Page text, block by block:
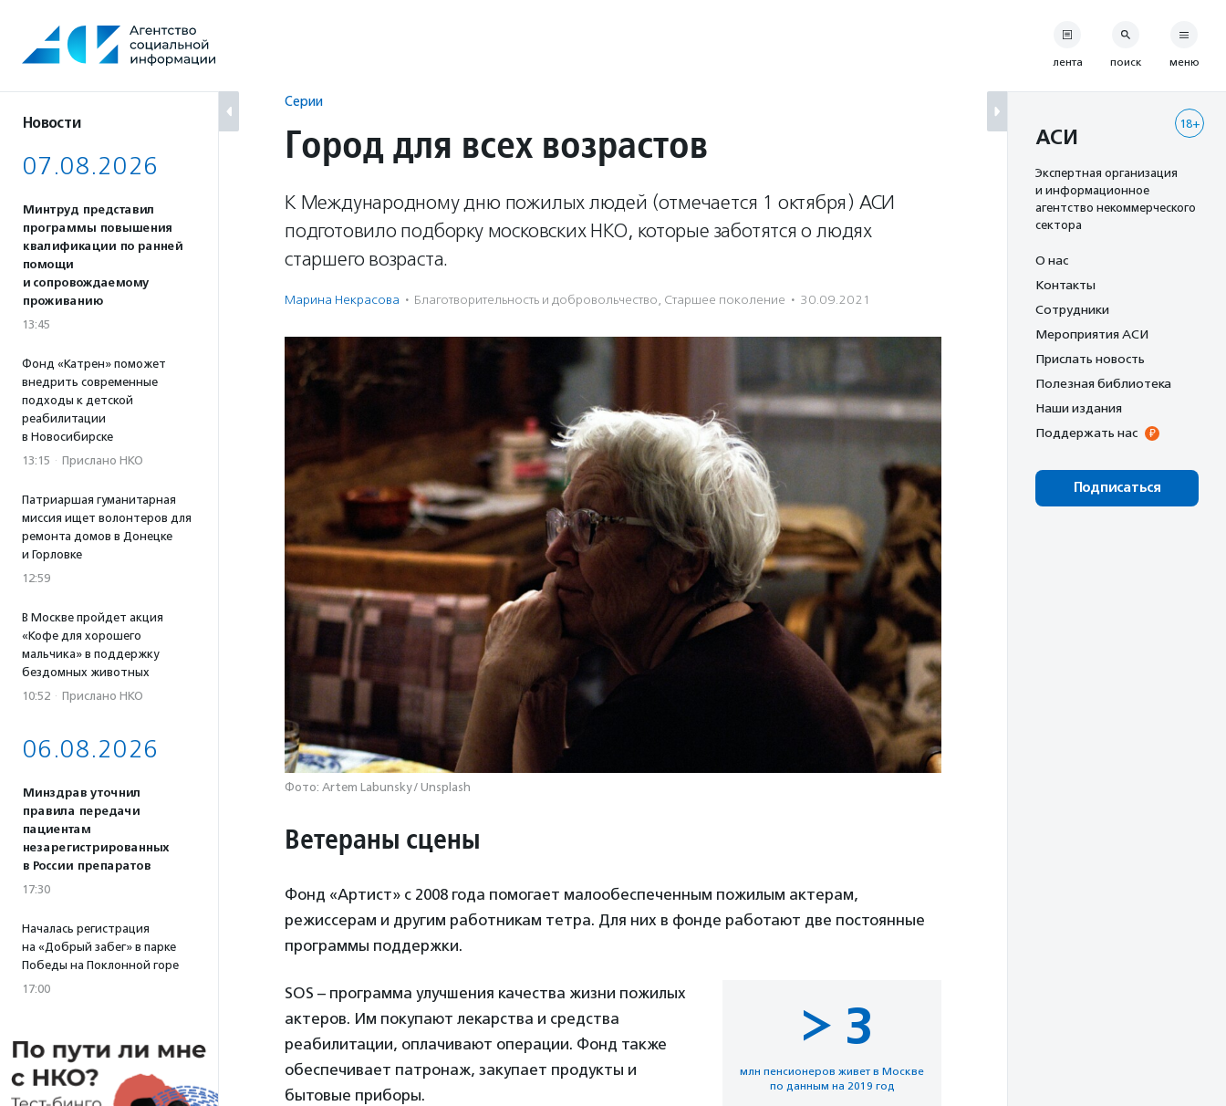
содержанию
Новости
07.08.2026
Минтруд представил
программы повышения
квалификации по ранней
помощи
и сопровождаемому
проживанию
13:45
Фонд «Катрен» поможет
внедрить современные
подходы к детской
реабилитации
в Новосибирске
13:15 · Прислано НКО
Патриаршая гуманитарная
миссия ищет волонтеров для
ремонта домов в Донецке
и Горловке
12:59
В Москве пройдет акция
«Кофе для хорошего
мальчика» в поддержку
бездомных животных
10:52 · Прислано НКО
06.08.2026
Минздрав уточнил
правила передачи
пациентам
незарегистрированных
в России препаратов
17:30
Началась регистрация
на «Добрый забег» в парке
Победы на Поклонной горе
17:00
Серии
Город для всех возрастов
К Международному дню пожилых людей (отмечается 1 октября) АСИ
подготовило подборку московских НКО, которые заботятся о людях
старшего возраста.
Марина Некрасова · Благотвори­тель­ность и доброволь­чест­во, Старшее поколение · 30.09.2021
Фото: Artem Labunsky / Unsplash
Ветераны сцены
Фонд «Артист» с 2008 года помогает малообеспеченным пожилым актерам,
режиссерам и другим работникам тетра. Для них в фонде работают две постоянные
программы поддержки.
> 3
млн пенсионеров живет в Москве
по данным на 2019 год
SOS – программа улучшения качества жизни пожилых
актеров. Им покупают лекарства и средства
реабилитации, оплачивают операции. Фонд также
обеспечивает патронаж, закупает продукты и
бытовые приборы.
лента поиск меню
18+
АСИ
Экспертная организация
и информационное
агентство некоммерческого
сектора
О нас
Контакты
Сотрудники
Мероприятия АСИ
Прислать новость
Полезная библиотека
Наши издания
Поддержать нас
Подписаться